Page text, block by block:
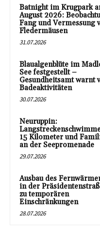
Batnight im Krugpark
August 2026:
Fang und Vermessung
Fledermäusen
31.07.2026
Blaualgenblüte im
See festgestellt –
Gesundheitsamt warnt
Badeaktivitäten
30.07.2026
Neuruppin:
15 Kilometer und
an der Seepromenade
29.07.2026
Ausbau des
in der
zu temporären
Einschränkungen
28.07.2026